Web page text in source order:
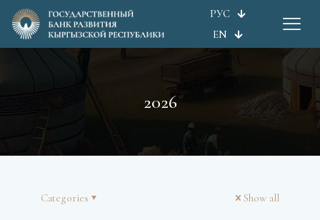
РУС
EN
2026
Categories Show all